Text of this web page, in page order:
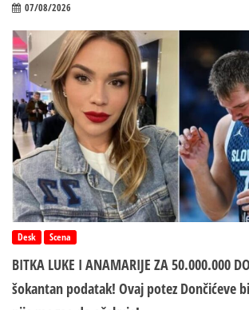
07/08/2026
Desk Scena
BITKA LUKE I ANAMARIJE ZA 50.000.000
šokantan podatak! Ovaj potez Dončićeve